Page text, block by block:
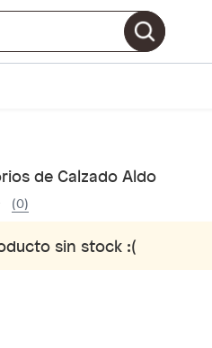
de Calzado Aldo
(0)
sin stock :(